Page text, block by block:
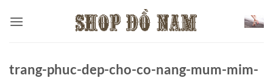
qua
trang-phuc-dep-cho-co-nang-mum-mim-